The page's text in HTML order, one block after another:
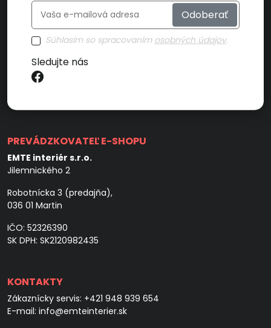
Odoberať
Súhlasím so spracovaním osobných údajov.
Sledujte nás
PREVÁDZKOVATEĽ E-SHOPU
EMTE interiér s.r.o.
Jilemnického 2
Robotnícka 3 (predajňa),
036 01 Martin
IČO: 52326390
SK DPH: SK2120982435
KONTAKTY
Zákaznícky servis: +421 948 939 654
E-mail: info@emteinterier.sk